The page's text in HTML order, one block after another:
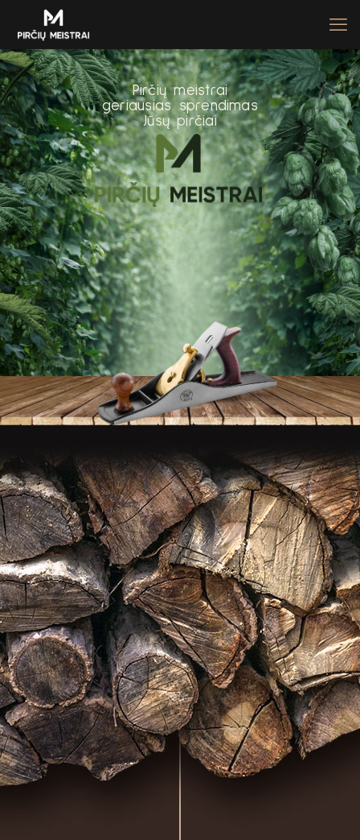
Pirčių meistrai
geriausias sprendimas
Jūsų pirčiai